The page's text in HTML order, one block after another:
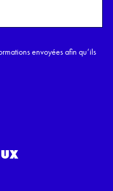
envoyées afin qu’ils